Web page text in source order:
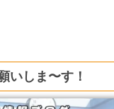
いしま〜す！